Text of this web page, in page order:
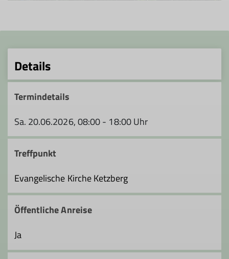
Details
Termindetails
Sa. 20.06.2026, 08:00 - 18:00 Uhr
Treffpunkt
Evangelische Kirche Ketzberg
Öffentliche Anreise
Ja